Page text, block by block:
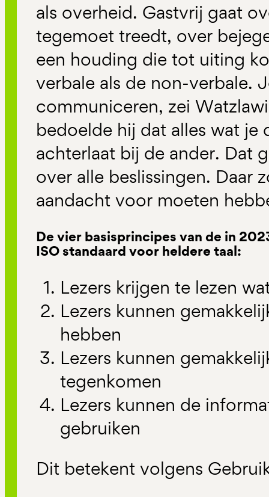
als overheid. Gastvrij gaat
tegemoet treedt, over
een houding die tot uiting
verbale als de non-verbale.
communiceren, zei
bedoelde hij dat alles wat je
achterlaat bij de ander. Dat
over alle beslissingen. Daar
aandacht voor moeten
De vier basisprincipes van de in
ISO standaard voor heldere taal:
Lezers krijgen te lezen
Lezers kunnen
hebben
Lezers kunnen
tegenkomen
Lezers kunnen de
gebruiken
Dit betekent volgens